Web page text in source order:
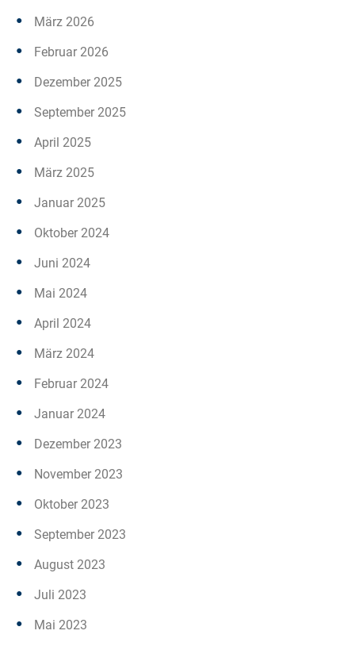
März 2026
Februar 2026
Dezember 2025
September 2025
April 2025
März 2025
Januar 2025
Oktober 2024
Juni 2024
Mai 2024
April 2024
März 2024
Februar 2024
Januar 2024
Dezember 2023
November 2023
Oktober 2023
September 2023
August 2023
Juli 2023
Mai 2023